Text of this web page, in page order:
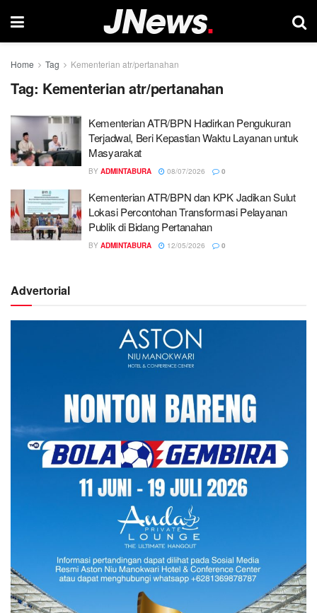
Home Tag Kementerian atr/pertanahan
Tag: Kementerian atr/pertanahan
Kementerian ATR/BPN Hadirkan Pengukuran
Terjadwal, Beri Kepastian Waktu Layanan untuk
Masyarakat
BY ADMINTABURA 08/07/2026 0
Kementerian ATR/BPN dan KPK Jadikan Sulut
Lokasi Percontohan Transformasi Pelayanan
Publik di Bidang Pertanahan
BY ADMINTABURA 12/05/2026 0
Advertorial